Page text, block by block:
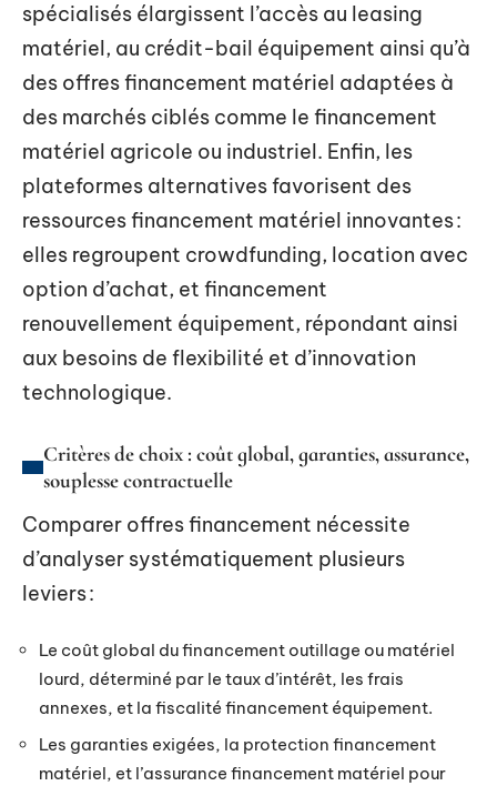
spécialisés élargissent l’accès au leasing
matériel, au crédit-bail équipement ainsi qu’à
des offres financement matériel adaptées à
des marchés ciblés comme le financement
matériel agricole ou industriel. Enfin, les
plateformes alternatives favorisent des
ressources financement matériel innovantes :
elles regroupent crowdfunding, location avec
option d’achat, et financement
renouvellement équipement, répondant ainsi
aux besoins de flexibilité et d’innovation
technologique.
Critères de choix : coût global, garanties, assurance,
souplesse contractuelle
Comparer offres financement nécessite
d’analyser systématiquement plusieurs
leviers :
Le coût global du financement outillage ou matériel
lourd, déterminé par le taux d’intérêt, les frais
annexes, et la fiscalité financement équipement.
Les garanties exigées, la protection financement
matériel, et l’assurance financement matériel pour